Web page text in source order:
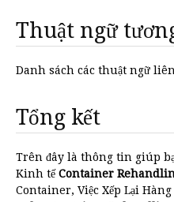
Thuật ngữ
Danh sách các thuật ngữ
Tổng kết
Trên đây là thông tin giúp
Kinh tếContainer
Container, Việc Xếp Lại